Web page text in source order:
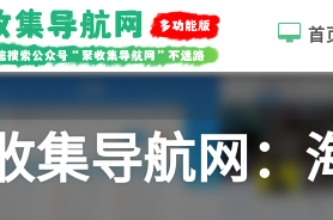
首
集导航网：